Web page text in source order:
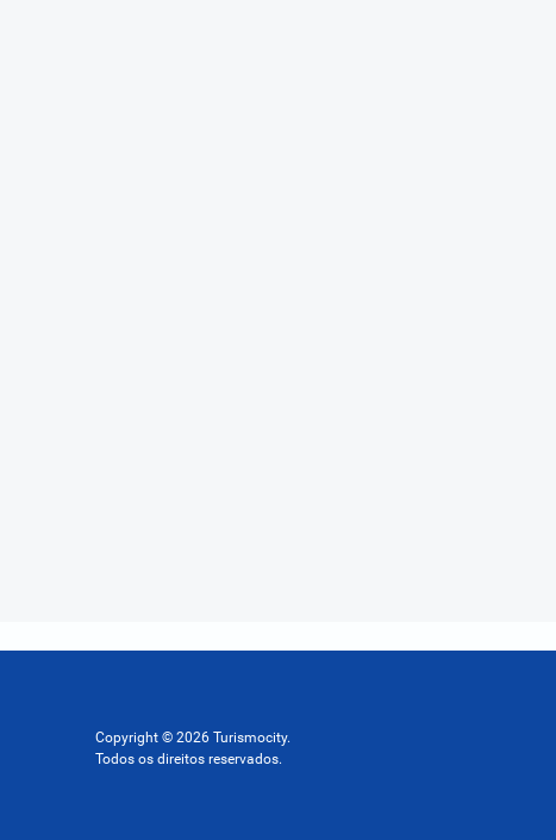
Copyright © 2026 Turismocity.
Todos os direitos reservados.